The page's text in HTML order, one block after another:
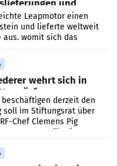
und
100.000er-Marke
Leapmotor einen
und lieferte weltweit
aus, womit sich das
Juli 2025 mehr als
wehrt sich in
beschäftigen derzeit den
soll im Stiftungsrat über
Chef Clemens Pig
für die